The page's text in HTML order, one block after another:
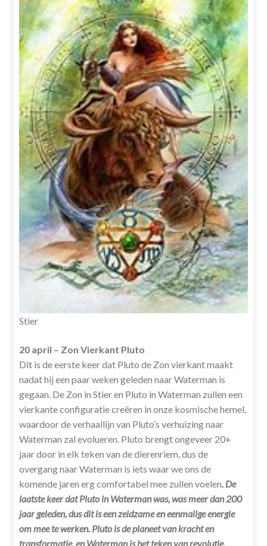
Stier
20 april – Zon Vierkant Pluto
Dit is de eerste keer dat Pluto de Zon vierkant maakt
nadat hij een paar weken geleden naar Waterman is
gegaan. De Zon in Stier en Pluto in Waterman zullen een
vierkante configuratie creëren in onze kosmische hemel,
waardoor de verhaallijn van Pluto’s verhuizing naar
Waterman zal evolueren. Pluto brengt ongeveer 20+
jaar door in elk teken van de dierenriem, dus de
overgang naar Waterman is iets waar we ons de
komende jaren erg comfortabel mee zullen voelen. De
laatste keer dat Pluto in Waterman was, was meer dan 200
jaar geleden, dus dit is een zeldzame en eenmalige energie
om mee te werken. Pluto is de planeet van kracht en
transformatie, en Waterman is het teken van revolutie,